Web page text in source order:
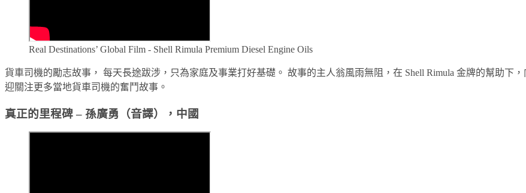
Real Destinations’ Global Film - Shell Rimula Premium Diesel Engine Oils
貨車司機的勵志故事， 每天長途跋涉，只為家庭及事業打好基礎。 故事的主人翁風雨無阻，在 Shell Rimula 金牌的幫助下
迎關注更多當地貨車司機的奮鬥故事。
真正的里程碑 – 孫廣勇（音譯），中國